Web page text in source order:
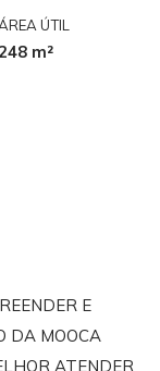
ÚTIL
m²
E
DA MOOCA
ATENDER